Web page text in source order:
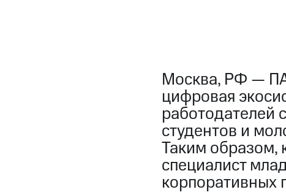
Москва, РФ —
цифровая
работодателей
студентов и
Таким образом,
специалист
корпоративных